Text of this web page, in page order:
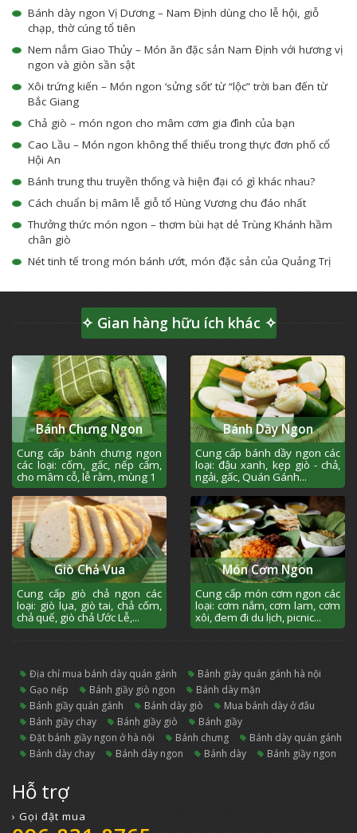
Bánh dày ngon Vị Dương – Nam Định dùng cho lễ hội, giỗ
chạp, thờ cúng tổ tiên
Nem nắm Giao Thủy – Món ăn đặc sản Nam Định với hương vị
ngon và giòn sần sật
Xôi trứng kiến – Món ngon ‘sửng sốt’ từ “lộc” trời ban đến từ
Bắc Giang
Chả giò – món ngon cho mâm cơm gia đình của bạn
Cao Lầu – Món ngon không thể thiếu trong thực đơn phố cổ
Hội An
Bánh trung thu truyền thống và hiện đại có gì khác nhau?
Cách chuẩn bị mâm lễ giỗ tổ Hùng Vương chu đáo nhất
Thưởng thức món ngon – thơm bùi hạt dẻ Trùng Khánh hầm
chân giò
Nét tinh tế trong món bánh ướt, món đặc sản của Quảng Trị
✧ Gian hàng hữu ích khác ✧
Bánh Chưng Ngon
Cung cấp bánh chưng ngon
các loại: cốm, gấc, nếp cẩm,
cho mâm cỗ, lễ rằm, mùng 1
Bánh Dầy Ngon
Cung cấp bánh dầy ngon các
loại: đậu xanh, kẹp giò - chả,
ngải, gấc, Quán Gánh...
Giò Chả Vua
Cung cấp giò chả ngon các
loại: giò lụa, giò tai, chả cốm,
chả quế, giò chả Ước Lễ,...
Món Cơm Ngon
Cung cấp món cơm ngon các
loại: cơm nắm, cơm lam, cơm
xôi, đem đi du lịch, picnic...
địa chỉ mua bánh dày quán gánh
bánh giày quán gánh hà nội
gạo nếp
bánh giầy giò ngon
bánh dày mặn
bánh giầy quán gánh
bánh dày giò
mua bánh dày ở đâu
bánh giầy chay
bánh giầy giò
bánh giầy
đặt bánh giầy ngon ở hà nội
bánh chưng
bánh dày quán gánh
bánh dày chay
bánh dày ngon bánh dày bánh giầy ngon
Hỗ trợ
› Gọi đặt mua